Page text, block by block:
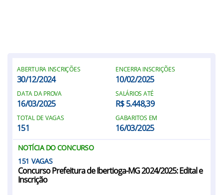
ABERTURA INSCRIÇÕES
30/12/2024
ENCERRA INSCRIÇÕES
10/02/2025
DATA DA PROVA
16/03/2025
SALÁRIOS ATÉ
R$ 5.448,39
TOTAL DE VAGAS
151
GABARITOS EM
16/03/2025
NOTÍCIA DO CONCURSO
151
Concurso Prefeitura de Ibertioga-MG 2024/2025: Edital e
Inscrição